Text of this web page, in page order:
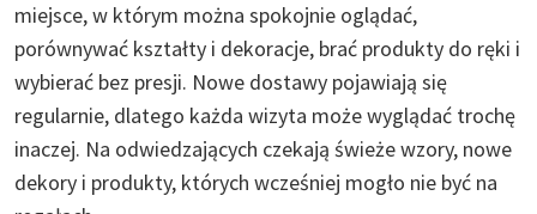
miejsce, w którym można spokojnie oglądać,
porównywać kształty i dekoracje, brać produkty do ręki i
wybierać bez presji. Nowe dostawy pojawiają się
regularnie, dlatego każda wizyta może wyglądać trochę
inaczej. Na odwiedzających czekają świeże wzory, nowe
dekory i produkty, których wcześniej mogło nie być na